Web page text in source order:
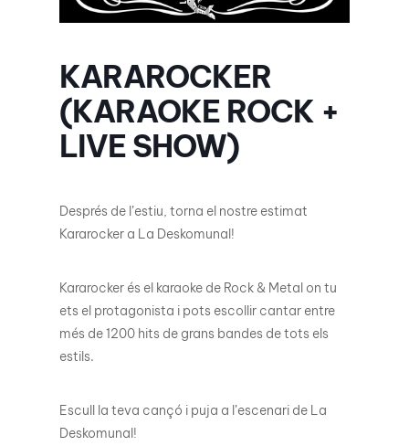
KARAROCKER
(KARAOKE ROCK +
LIVE SHOW)
Després de l’estiu, torna el nostre estimat
Kararocker a La Deskomunal!
Kararocker és el karaoke de Rock & Metal on tu
ets el protagonista i pots escollir cantar entre
més de 1200 hits de grans bandes de tots els
estils.
Escull la teva cançó i puja a l’escenari de La
Deskomunal!